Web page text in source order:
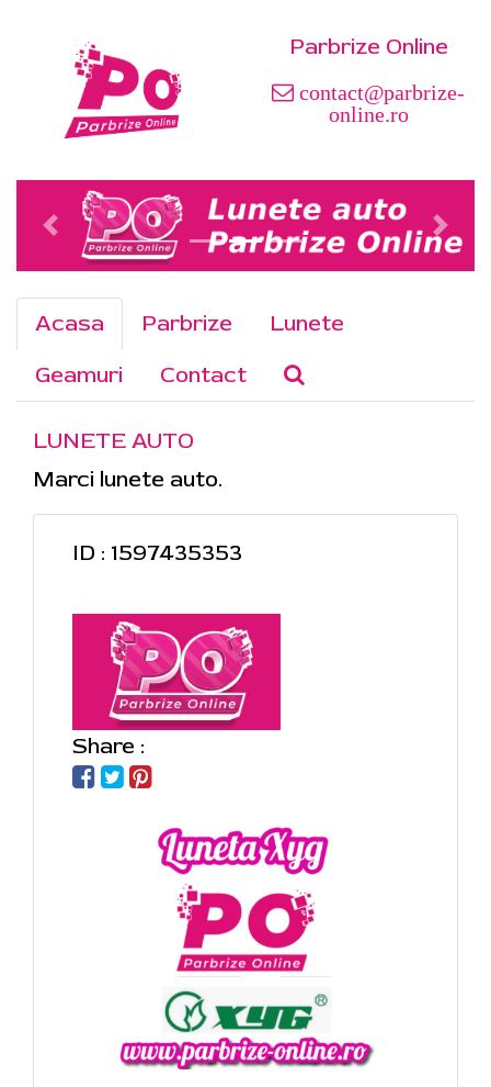
Parbrize Online
contact@parbrize-
online.ro
Acasa Parbrize
Lunete
Geamuri
Contact
LUNETE AUTO
Marci lunete auto.
ID : 1597435353
Share :